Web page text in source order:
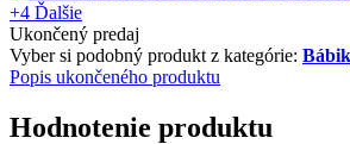
+4 Ďalšie
Ukončený predaj
Vyber si podobný produkt z kategórie:
Popis ukončeného produktu
Hodnotenie produktu